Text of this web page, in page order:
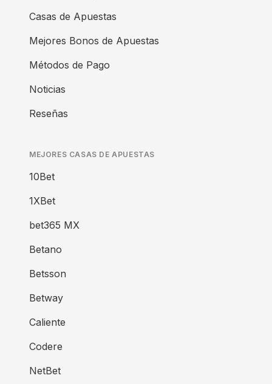
Casas de Apuestas
Mejores Bonos de Apuestas
Métodos de Pago
Noticias
Reseñas
MEJORES CASAS DE APUESTAS
10Bet
1XBet
bet365 MX
Betano
Betsson
Betway
Caliente
Codere
NetBet